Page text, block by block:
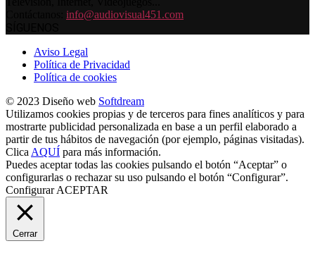
info@audiovisual451.com
Aviso Legal
Política de Privacidad
Política de cookies
© 2023 Diseño web Softdream
Utilizamos cookies propias y de terceros para fines analíticos y para
mostrarte publicidad personalizada en base a un perfil elaborado a
partir de tus hábitos de navegación (por ejemplo, páginas visitadas).
Clica AQUÍ para más información.
Puedes aceptar todas las cookies pulsando el botón “Aceptar” o
configurarlas o rechazar su uso pulsando el botón “Configurar”.
Configurar ACEPTAR
Cerrar